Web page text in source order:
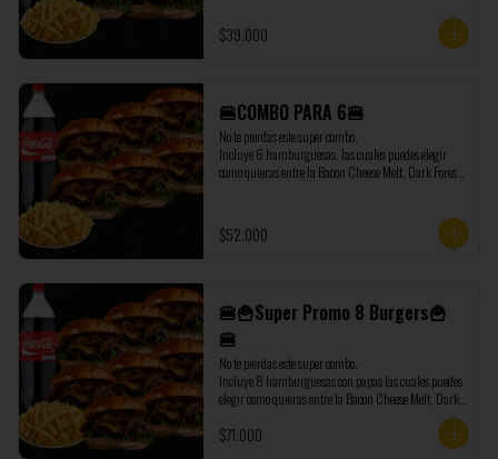
y 500 gramos de papas extras.
$39.000
🍔COMBO PARA 6🍔
No te pierdas este super combo.
Incluye 6 hamburguesas, las cuales puedes elegir
como quieras entre la Bacon Cheese Melt, Dark Forest,
y 500 gramos de papas extras.
$52.000
🍔🍟Super Promo 8 Burgers🍟
🍔
No te pierdas este super combo.
Incluye 8 hamburguesas con papas las cuales puedes
elegir como quieras entre la Bacon Cheese Melt, Dark
Burger, además de regalo te enviamos 1 Coca Cola de
$71.000